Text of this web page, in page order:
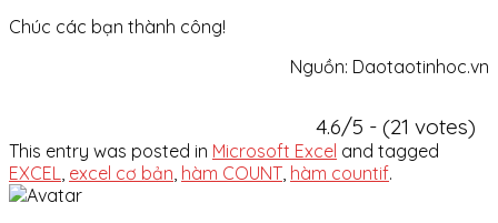
Chúc các bạn thành công!
Nguồn: Daotaotinhoc.vn
4.6/5 - (21 votes)
This entry was posted in Microsoft Excel and tagged
EXCEL, excel cơ bản, hàm COUNT, hàm countif.